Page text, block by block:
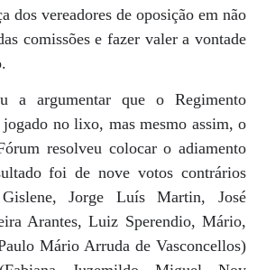
dos vereadores de oposição em não
comissões e fazer valer a vontade
a argumentar que o Regimento
jogado no lixo, mas mesmo assim, o
resolveu colocar o adiamento
foi de nove votos contrários
Jorge Luís Martin, José
Arantes, Luiz Sperendio, Mário,
Mário Arruda de Vasconcellos)